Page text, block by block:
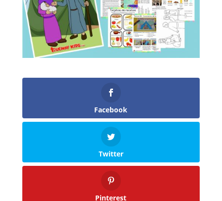
Facebook
Twitter
Pinterest